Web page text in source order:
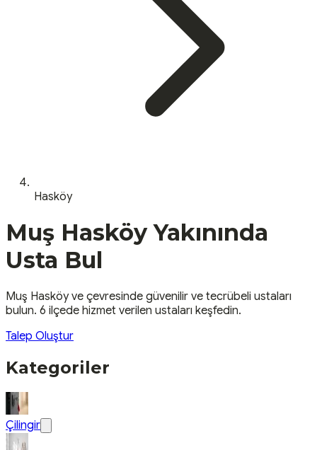
Hasköy
Muş HasköyYakınında
Usta Bul
Muş Hasköyve çevresinde güvenilir ve tecrübeli ustaları
bulun. 6 ilçede hizmet verilen ustaları keşfedin.
Talep Oluştur
Kategoriler
Çilingir